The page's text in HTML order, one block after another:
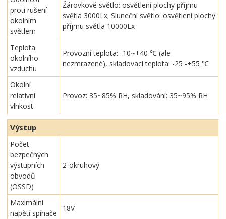
proti rušení
okolním
světlem
Žárovkové světlo: osvětlení plochy příjmu
světla 3000Lx; Sluneční světlo: osvětlení plochy
příjmu světla 10000Lx
Teplota
okolního
vzduchu
Provozní teplota: -10~+40 ℃ (ale
nezmrazené), skladovací teplota: -25 -+55 ℃
Okolní
relativní
vlhkost
Provoz: 35~85% RH, skladování: 35~95% RH
Výstup
Počet
bezpečných
výstupních
obvodů
(OSSD)
2-okruhový
Maximální
napětí spínače
18V